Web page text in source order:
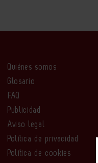
Quiénes somos
Glosario
FAQ
Publicidad
Aviso legal
Política de privacidad
Política de cookies